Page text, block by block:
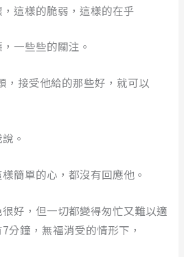
這樣的脆弱，這樣的在乎
一些些的關注。
接受他給的那些好，就可以
。
簡單的心，都沒有回應他。
好，但一切都變得匆忙又難以適
分鐘，無福消受的情形下，